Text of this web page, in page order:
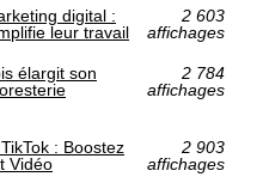
digital :
leur travail
2 603
affichages
élargit son
2 784
affichages
: Boostez
Vidéo
2 903
affichages